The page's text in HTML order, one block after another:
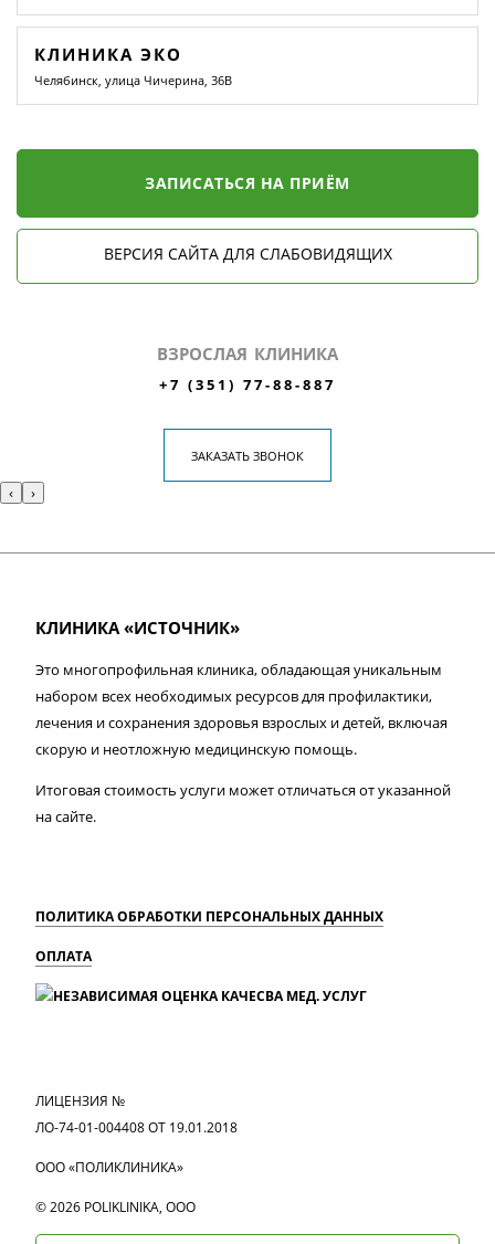
КЛИНИКА ЭКО
Челябинск, улица Чичерина, 36В
ЗАПИСАТЬСЯ НА ПРИЁМ
ВЕРСИЯ САЙТА ДЛЯ СЛАБОВИДЯЩИХ
ВЗРОСЛАЯ КЛИНИКА
+7 (351) 77-88-887
ЗАКАЗАТЬ ЗВОНОК
‹ ›
КЛИНИКА «ИСТОЧНИК»
Это многопрофильная клиника, обладающая уникальным
набором всех необходимых ресурсов для профилактики,
лечения и сохранения здоровья взрослых и детей, включая
скорую и неотложную медицинскую помощь.
Итоговая стоимость услуги может отличаться от указанной
на сайте.
ПОЛИТИКА ОБРАБОТКИ ПЕРСОНАЛЬНЫХ ДАННЫХ
ОПЛАТА
ЛИЦЕНЗИЯ №
ЛО-74-01-004408 ОТ 19.01.2018
ООО «ПОЛИКЛИНИКА»
© 2026 POLIKLINIKA, OOO